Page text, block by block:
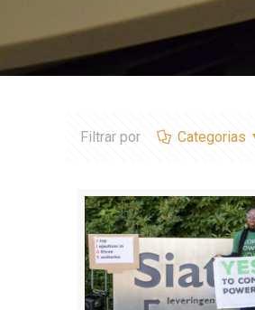
Filtrar por Categorias